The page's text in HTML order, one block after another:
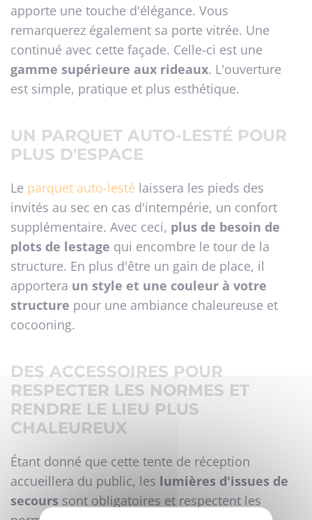
apporte une touche d'élégance. Vous
remarquerez également sa porte vitrée. Une
continué avec cette façade. Celle-ci est une
gamme supérieure aux rideaux. L'ouverture
est simple, pratique et plus esthétique.
UN PARQUET AUTO-LESTÉ POUR
PLUS D'ESPACE
Le parquet auto-lesté laissera les pieds des
invités au sec en cas d'intempérie, un confort
supplémentaire. Avec ceci, plus de besoin de
plots de lestage qui encombre le tour de la
structure. En plus d'être un gain de place, il
apportera un style et une couleur à votre
structure pour une ambiance chaleureuse et
cocooning.
DES ACCESSOIRES POUR
RESPECTER LES NORMES ET
RENDRE LE LIEU PLUS
CHALEUREUX
Étant donné que cette tente de réception
accueillera du public, les lumières d'issues de
secours sont obligatoires et respectent les